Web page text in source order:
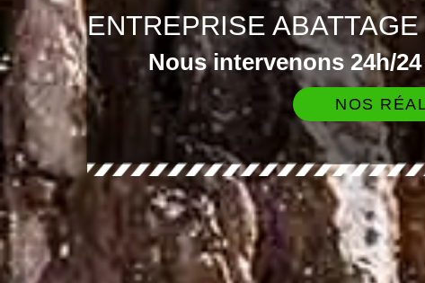
ENTREPRISE
Nous intervenons 24h/
NOS